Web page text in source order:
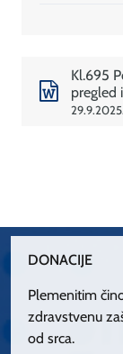
Kl.695
pregled
DONACIJE
Plemenitim
zdravstvenu
od srca.